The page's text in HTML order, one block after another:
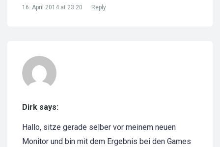
16. April 2014 at 23:20 Reply
Dirk says:
Hallo, sitze gerade selber vor meinem neuen
Monitor und bin mit dem Ergebnis bei den Games